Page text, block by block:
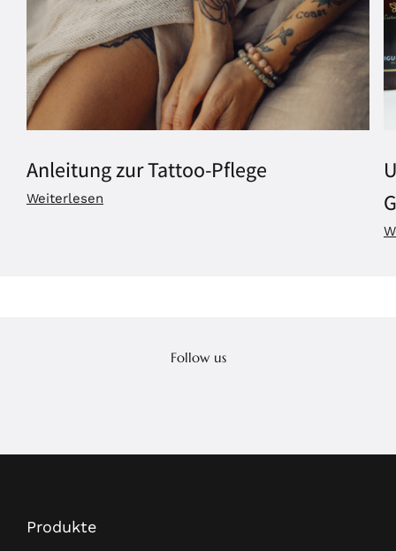
Anleitung zur Tattoo-Pflege
Weiterlesen
Follow us
Produkte